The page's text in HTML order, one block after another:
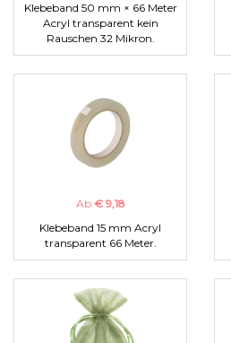
Klebeband 50 mm × 66 Meter
Acryl transparent kein
Rauschen 32 Mikron.
Ab € 9,18
Klebeband 15 mm Acryl
transparent 66 Meter.